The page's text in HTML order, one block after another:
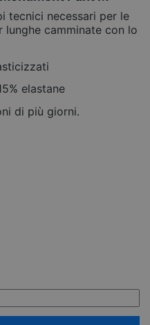
tecnici necessari per le
lunghe camminate con lo
elastane
di più giorni.